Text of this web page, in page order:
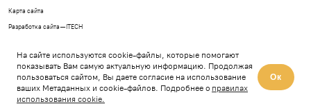
На сайте используются cookie-файлы, которые помогают
показывать Вам самую актуальную информацию. Продолжая
пользоваться сайтом, Вы даете согласие на использование
ваших Метаданных и cookie-файлов. Подробнее о правилах
использования cookie.
Ок
Все права защищены
Любая информация, представленная на данном сайте, носит исключительно информационный
характер и ни при каких условиях не является публичной офертой, определяемой положением ст
Карта сайта
Разработка сайта — ITECH